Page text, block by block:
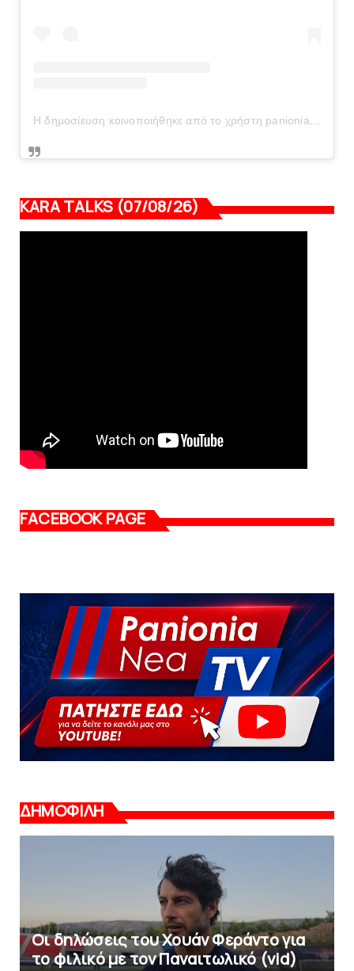
Η δημοσίευση κοινοποιήθηκε από το χρήστη panionianea.gr (@panionianea.gr)
KARA TALKS (07/08/26)
FACEBOOK PAGE
ΔΗΜΟΦΙΛΗ
Οι δηλώσεις του Χουάν Φεράντο για
το φιλικό με τoν Παναιτωλικό (vid)